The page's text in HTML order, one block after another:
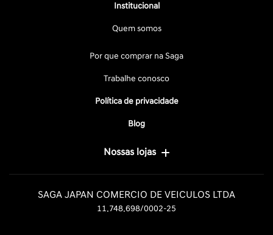
Institucional
Quem somos
Por que comprar na Saga
Trabalhe conosco
Política de privacidade
Blog
Nossas lojas
SAGA JAPAN COMERCIO DE VEICULOS LTDA
11.748.698/0002-25